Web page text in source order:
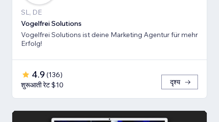
SL, DE
Vogelfrei Solutions
Vogelfrei Solutions ist deine Marketing Agentur für mehr
Erfolg!
4.9 (136)
शुरूआती रेट $10
दृश्य